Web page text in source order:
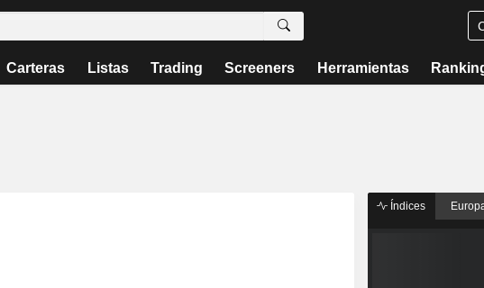
Carteras Listas Trading Screeners Herramientas
Índices